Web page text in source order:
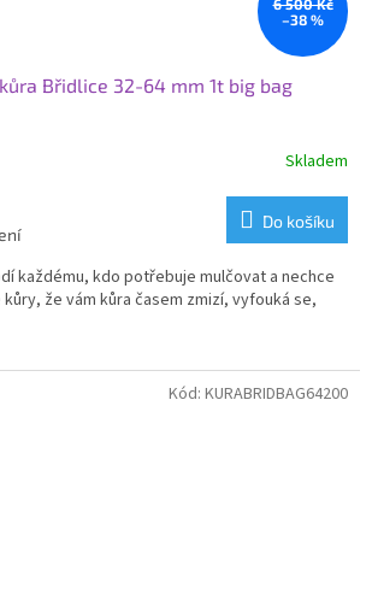
–38 %
Břidlice 32-64 mm 1t big bag
Skladem
Do košíku
každému, kdo potřebuje mulčovat a nechce
že vám kůra časem zmizí, vyfouká se,
Kód: KURABRIDBAG64200